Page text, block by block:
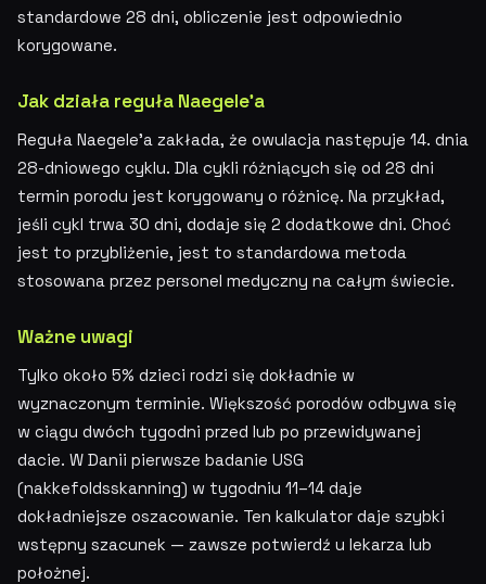
standardowe 28 dni, obliczenie jest odpowiednio
korygowane.
Jak działa reguła Naegele'a
Reguła Naegele'a zakłada, że owulacja następuje 14. dnia
28-dniowego cyklu. Dla cykli różniących się od 28 dni
termin porodu jest korygowany o różnicę. Na przykład,
jeśli cykl trwa 30 dni, dodaje się 2 dodatkowe dni. Choć
jest to przybliżenie, jest to standardowa metoda
stosowana przez personel medyczny na całym świecie.
Ważne uwagi
Tylko około 5% dzieci rodzi się dokładnie w
wyznaczonym terminie. Większość porodów odbywa się
w ciągu dwóch tygodni przed lub po przewidywanej
dacie. W Danii pierwsze badanie USG
(nakkefoldsskanning) w tygodniu 11–14 daje
dokładniejsze oszacowanie. Ten kalkulator daje szybki
wstępny szacunek — zawsze potwierdź u lekarza lub
położnej.